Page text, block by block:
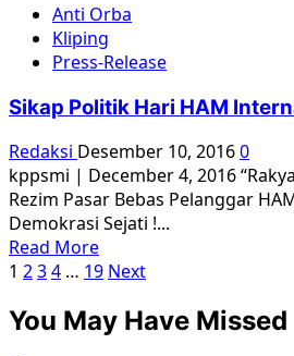
In
Memoriam:
George
Aditjondro
Yab
Sarpote
Anti Orba
Kliping
Press-Release
Sikap Politik Hari HAM
Redaksi Desember 10, 20160
kppsmi | December 4, 2016
Rezim Pasar Bebas Pelanggar
Demokrasi Sejati !...
Read MoreRead
more
Sikap
Politik
Paginasi
pos
1 234 … 19 Next
You May Have Missed